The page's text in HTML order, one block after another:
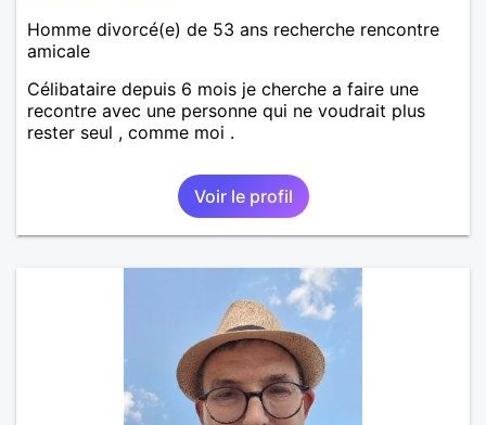
Homme divorcé(e) de 53 ans recherche rencontre
amicale
Célibataire depuis 6 mois je cherche a faire une
recontre avec une personne qui ne voudrait plus
rester seul , comme moi .
Voir le profil